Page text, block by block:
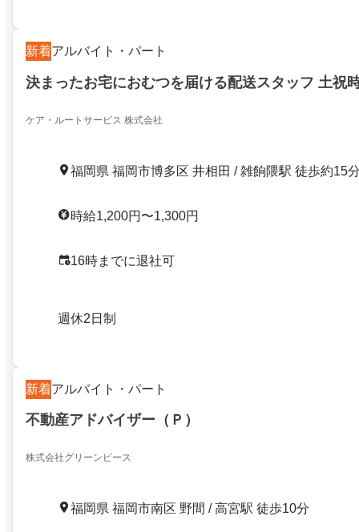
新着アルバイト・パート
決まったお宅におむつを届ける配送スタッフ 土祝
ケア・ルートサービス 株式会社
福岡県 福岡市博多区 井相田 / 雑餉隈駅 徒歩約15
時給1,200円〜1,300円
16時までに退社可
週休2日制
新着アルバイト・パート
不動産アドバイザー（Ｐ）
株式会社グリーンピース
福岡県 福岡市南区 野間 / 高宮駅 徒歩10分